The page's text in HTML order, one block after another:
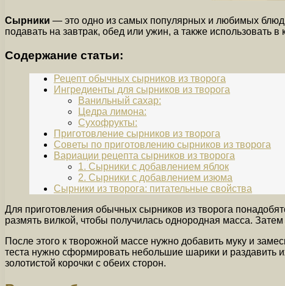
Сырники — это одно из самых популярных и любимых блюд
подавать на завтрак, обед или ужин, а также использовать
Содержание статьи:
Рецепт обычных сырников из творога
Ингредиенты для сырников из творога
Ванильный сахар:
Цедра лимона:
Сухофрукты:
Приготовление сырников из творога
Советы по приготовлению сырников из творога
Вариации рецепта сырников из творога
1. Сырники с добавлением яблок
2. Сырники с добавлением изюма
Сырники из творога: питательные свойства
Для приготовления обычных сырников из творога
размять вилкой, чтобы получилась однородная масса.
После этого к творожной массе нужно добавить муку и
теста нужно сформировать небольшие шарики и раздавить
золотистой корочки с обеих сторон.